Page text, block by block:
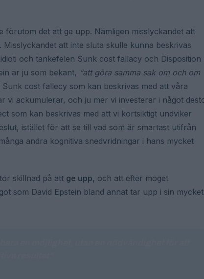
det att ge upp. Nämligen misslyckandet att
att inte sluta skulle kunna beskrivas
och tankefelen Sunk cost fallacy och Disposition
är ju som bekant, “att göra samma sak om och om
Sunk cost fallecy som kan beskrivas med att våra
vi ackumulerar, och ju mer vi investerar i något
som kan beskrivas med att vi kortsiktigt undviker
istället för att se till vad som är smartast utifrån
andra kognitiva snedvridningar i hans mycket
skillnad på att ge upp, och att efter moget
som David Epstein bland annat tar upp i sin mycket
en möjlighet, utan en nödvändighet för att